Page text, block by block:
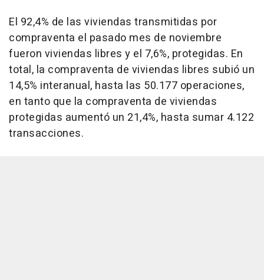
El 92,4% de las viviendas transmitidas por
compraventa el pasado mes de noviembre
fueron viviendas libres y el 7,6%, protegidas. En
total, la compraventa de viviendas libres subió un
14,5% interanual, hasta las 50.177 operaciones,
en tanto que la compraventa de viviendas
protegidas aumentó un 21,4%, hasta sumar 4.122
transacciones.